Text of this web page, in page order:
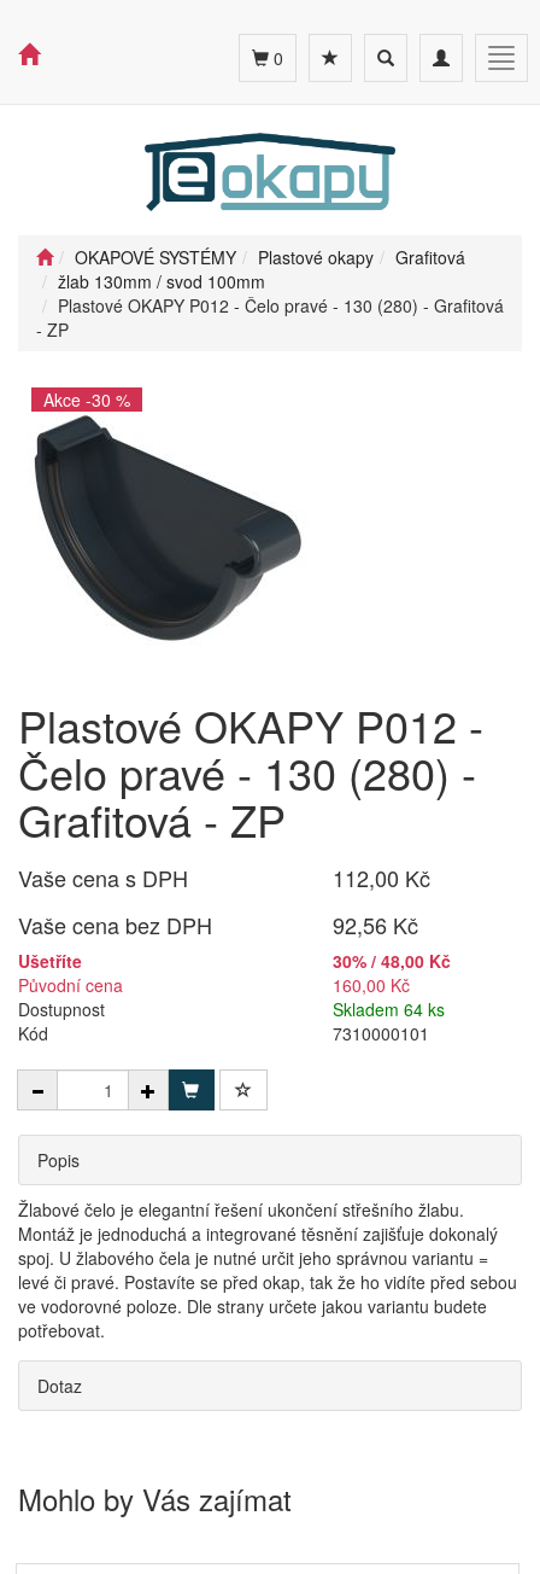
Toggle
navigation
Toggle
search
0
OKAPOVÉ SYSTÉMY Plastové okapy
Grafitová
žlab 130mm / svod 100mm
Plastové OKAPY P012 - Čelo pravé - 130 (280) - Grafitová
- ZP
Akce -30 %
Plastové OKAPY P012 -
Čelo pravé - 130 (280) -
Grafitová - ZP
Vaše cena s DPH
112,00 Kč
Vaše cena bez DPH
92,56 Kč
Ušetříte
30% / 48,00 Kč
Původní cena
160,00 Kč
Dostupnost
Skladem 64 ks
Kód
7310000101
Popis
Žlabové čelo je elegantní řešení ukončení střešního žlabu.
Montáž je jednoduchá a integrované těsnění zajišťuje dokonalý
spoj. U žlabového čela je nutné určit jeho správnou variantu =
levé či pravé. Postavíte se před okap, tak že ho vidíte před sebou
ve vodorovné poloze. Dle strany určete jakou variantu budete
potřebovat.
Dotaz
Mohlo by Vás zajímat